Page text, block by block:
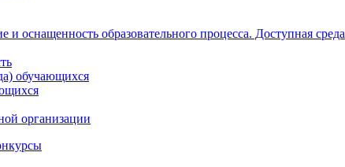
и оснащенность образовательного процесса. Доступная среда
обучающихся
организации